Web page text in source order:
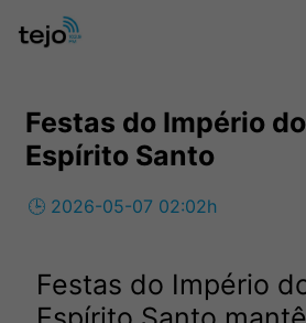
Festas do Império
Espírito Santo
🕒 2026-05-07 02:02h
Festas do Império